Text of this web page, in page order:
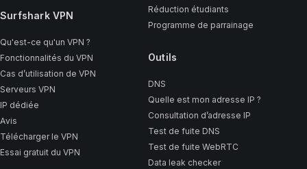
Surfshark VPN
Qu'est-ce qu'un VPN ?
Fonctionnalités du VPN
Cas d’utilisation de VPN
Serveurs VPN
IP dédiée
Avis
Télécharger le VPN
Essai gratuit du VPN
Réduction étudiants
Programme de parrainage
Outils
DNS
Quelle est mon adresse IP ?
Consultation d’adresse IP
Test de fuite DNS
Test de fuite WebRTC
Data leak checker